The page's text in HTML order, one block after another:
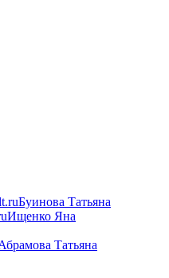
Буинова Татьяна
Ищенко Яна
Татьяна